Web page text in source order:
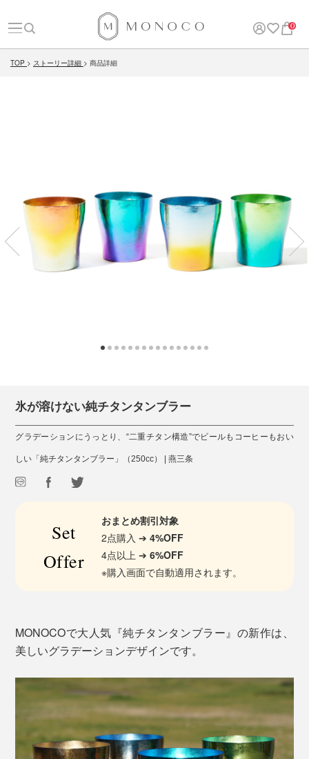
0
TOP ストーリー詳細 商品詳細
氷が溶けない純チタンタンブラー
グラデーションにうっとり、“二重チタン構造”でビールもコーヒーもおい
しい「純チタンタンブラー」（250cc） | 燕三条
Set
Offer
おまとめ割引対象
2点購入 ➔4%OFF
4点以上 ➔6%OFF
※購入画面で自動適用されます。
MONOCOで大人気『純チタンタンブラー』の新作は、
美しいグラデーションデザインです。